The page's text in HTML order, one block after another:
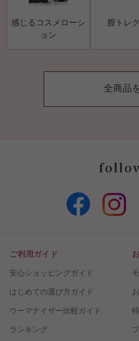
感じるコスメローシ
ョン
膣トレ
全商品
ご利用ガイド
安心ショッピングガイド
はじめての選び方ガイド
ウーマナイザー比較ガイド
ランキング